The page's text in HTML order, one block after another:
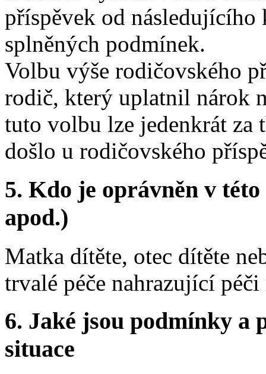
příspěvek od následujícího
splněných podmínek.
Volbu výše rodičovského
rodič, který uplatnil nárok
tuto volbu lze jedenkrát za
došlo u rodičovského
5. Kdo je oprávněn v
apod.)
Matka dítěte, otec dítěte
trvalé péče nahrazující
6. Jaké jsou podmínky a
situace